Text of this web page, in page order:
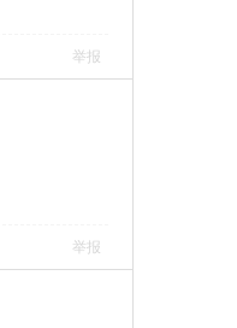
举报
举报